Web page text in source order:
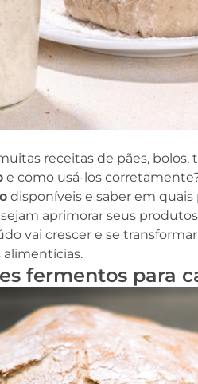
receitas de pães, bolos,
e como usá-los
disponíveis e saber em quais
aprimorar seus
vai crescer e se
alimentícias.
fermentos para